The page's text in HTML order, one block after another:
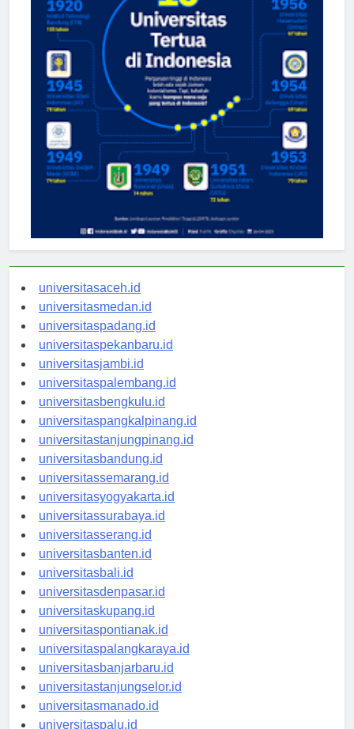
universitasaceh.id
universitasmedan.id
universitaspadang.id
universitaspekanbaru.id
universitasjambi.id
universitaspalembang.id
universitasbengkulu.id
universitaspangkalpinang.id
universitastanjungpinang.id
universitasbandung.id
universitassemarang.id
universitasyogyakarta.id
universitassurabaya.id
universitasserang.id
universitasbanten.id
universitasbali.id
universitasdenpasar.id
universitaskupang.id
universitaspontianak.id
universitaspalangkaraya.id
universitasbanjarbaru.id
universitastanjungselor.id
universitasmanado.id